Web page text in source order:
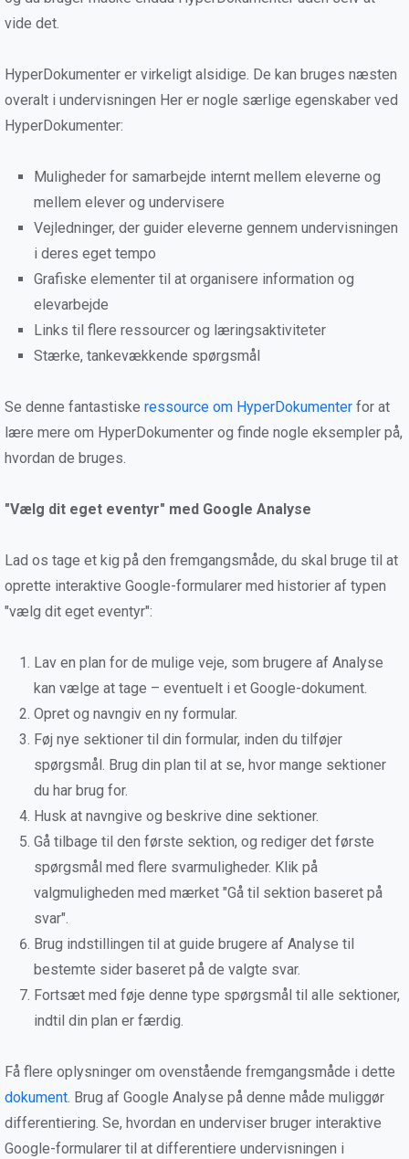
vide det.
HyperDokumenter er virkeligt alsidige. De kan bruges næsten
overalt i undervisningen Her er nogle særlige egenskaber ved
HyperDokumenter:
Muligheder for samarbejde internt mellem eleverne og
mellem elever og undervisere
Vejledninger, der guider eleverne gennem undervisningen
i deres eget tempo
Grafiske elementer til at organisere information og
elevarbejde
Links til flere ressourcer og læringsaktiviteter
Stærke, tankevækkende spørgsmål
Se denne fantastiske ressource om HyperDokumenter for at
lære mere om HyperDokumenter og finde nogle eksempler på,
hvordan de bruges.
"Vælg dit eget eventyr" med Google Analyse
Lad os tage et kig på den fremgangsmåde, du skal bruge til at
oprette interaktive Google-formularer med historier af typen
"vælg dit eget eventyr":
Lav en plan for de mulige veje, som brugere af Analyse
kan vælge at tage – eventuelt i et Google-dokument.
Opret og navngiv en ny formular.
Føj nye sektioner til din formular, inden du tilføjer
spørgsmål. Brug din plan til at se, hvor mange sektioner
du har brug for.
Husk at navngive og beskrive dine sektioner.
Gå tilbage til den første sektion, og rediger det første
spørgsmål med flere svarmuligheder. Klik på
valgmuligheden med mærket "Gå til sektion baseret på
svar".
Brug indstillingen til at guide brugere af Analyse til
bestemte sider baseret på de valgte svar.
Fortsæt med føje denne type spørgsmål til alle sektioner,
indtil din plan er færdig.
Få flere oplysninger om ovenstående fremgangsmåde i dette
dokument. Brug af Google Analyse på denne måde muliggør
differentiering. Se, hvordan en underviser bruger interaktive
Google-formularer til at differentiere undervisningen i